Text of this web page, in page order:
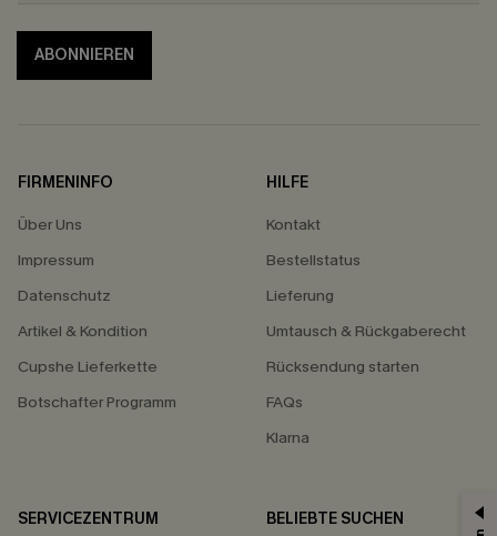
ABONNIEREN
FIRMENINFO
Über Uns
Impressum
Datenschutz
Artikel & Kondition
Cupshe Lieferkette
Botschafter Programm
HILFE
Kontakt
Bestellstatus
Lieferung
Umtausch & Rückgaberecht
Rücksendung starten
FAQs
Klarna
SERVICEZENTRUM
BELIEBTE SUCHEN